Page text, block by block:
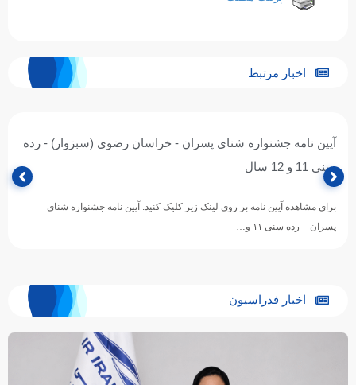
اخبار مرتبط
آیین نامه جشنواره شنای پسران - خراسان رضوی (سبزوار) - رده
سنی 11 و 12 سال
برای مشاهده آیین نامه بر روی لینک زیر کلیک کنید. آیین نامه جشنواره شنای
پسران – رده سنی ۱۱ و…
اخبار فدراسیون